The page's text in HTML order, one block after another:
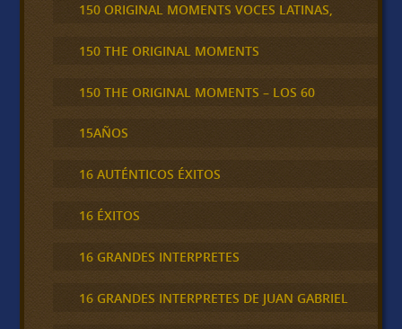
150 ORIGINAL MOMENTS VOCES LATINAS,
150 THE ORIGINAL MOMENTS
150 THE ORIGINAL MOMENTS – LOS 60
15AÑOS
16 AUTÉNTICOS ÉXITOS
16 ÉXITOS
16 GRANDES INTERPRETES
16 GRANDES INTERPRETES DE JUAN GABRIEL